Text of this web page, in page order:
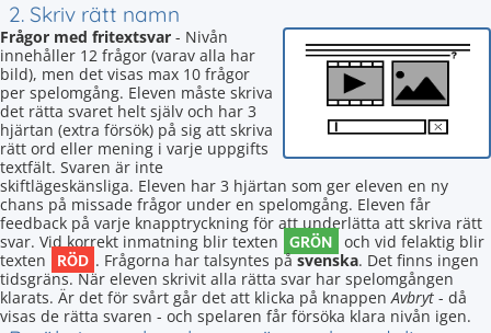
2. Skriv rätt namn
Frågor med fritextsvar - Nivån
innehåller 12 frågor (varav alla har
bild), men det visas max 10 frågor
per spelomgång. Eleven måste skriva
det rätta svaret helt själv och har 3
hjärtan (extra försök) på sig att skriva
rätt ord eller mening i varje uppgifts
textfält. Svaren är inte
skiftlägeskänsliga. Eleven har 3 hjärtan som ger eleven en ny
chans på missade frågor under en spelomgång. Eleven får
feedback på varje knapptryckning för att underlätta att skriva rätt
svar. Vid korrekt inmatning blir texten GRÖN och vid felaktig blir
texten
RÖD . Frågorna har talsyntes påsvenska. Det finns ingen
tidsgräns. När eleven skrivit alla rätta svar har spelomgången
klarats. Är det för svårt går det att klicka på knappenAvbryt - då
visas de rätta svaren - och spelaren får försöka klara nivån igen.